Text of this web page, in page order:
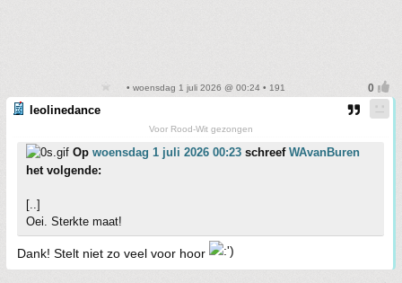
• woensdag 1 juli 2026 @ 00:24 • 191
leolinedance
Voor Rood-Wit gezongen
Op woensdag 1 juli 2026 00:23 schreef WAvanBuren
het volgende:
[..]
Oei. Sterkte maat!
Dank! Stelt niet zo veel voor hoor